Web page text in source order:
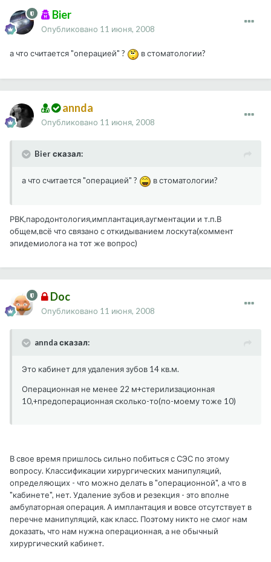
Bier
Опубликовано 11 июня, 2008
а что считается "операцией" ? в стоматологии?
annda
Опубликовано 11 июня, 2008
Bier сказал:
а что считается "операцией" ? в стоматологии?
РВК,пародонтология,имплантация,аугментации и т.п.В
общем,всё что связано с откидыванием лоскута(коммент
эпидемиолога на тот же вопрос)
Doc
Опубликовано 11 июня, 2008
annda сказал:
Это кабинет для удаления зубов 14 кв.м.
Операционная не менее 22 м+стерилизационная
10,+предоперационная сколько-то(по-моему тоже 10)
В свое время пришлось сильно побиться с СЭС по этому
вопросу. Классификации хирургических манипуляций,
определяющих - что можно делать в "операционной", а что в
"кабинете", нет. Удаление зубов и резекция - это вполне
амбулаторная операция. А имплантация и вовсе отсутствует в
перечне манипуляций, как класс. Поэтому никто не смог нам
доказать, что нам нужна операционная, а не обычный
хирургический кабинет.